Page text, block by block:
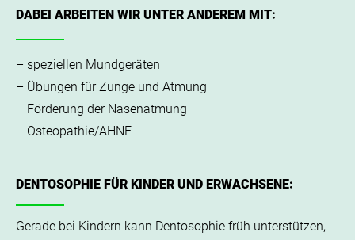
DABEI ARBEITEN WIR UNTER ANDEREM MIT:
– speziellen Mundgeräten
– Übungen für Zunge und Atmung
– Förderung der Nasenatmung
– Osteopathie/AHNF
DENTOSOPHIE FÜR KINDER UND ERWACHSENE:
Gerade bei Kindern kann Dentosophie früh unterstützen,